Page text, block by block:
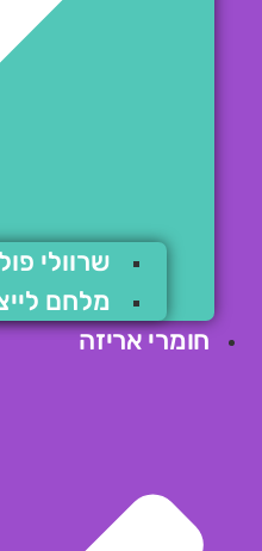
שרוולי
מלחם
חומרי אריזה